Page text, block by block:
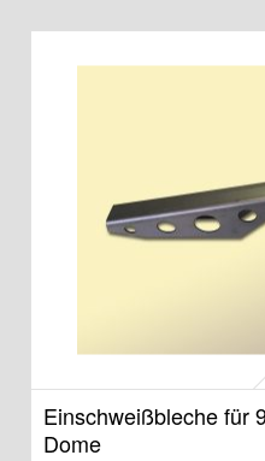
Einschweißbleche für
Dome